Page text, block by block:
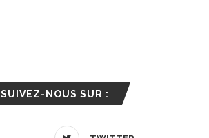
SUIVEZ-NOUS SUR :